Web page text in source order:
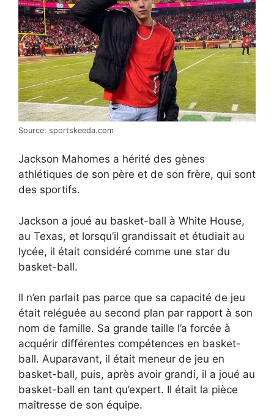
Source: sportskeeda.com
Jackson Mahomes a hérité des gènes
athlétiques de son père et de son frère, qui sont
des sportifs.
Jackson a joué au basket-ball à White House,
au Texas, et lorsqu’il grandissait et étudiait au
lycée, il était considéré comme une star du
basket-ball.
Il n’en parlait pas parce que sa capacité de jeu
était reléguée au second plan par rapport à son
nom de famille. Sa grande taille l’a forcée à
acquérir différentes compétences en basket-
ball. Auparavant, il était meneur de jeu en
basket-ball, puis, après avoir grandi, il a joué au
basket-ball en tant qu’expert. Il était la pièce
maîtresse de son équipe.